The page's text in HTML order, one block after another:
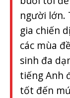
người lớn.
gia chiến
các mùa
sinh đa
tiếng Anh
tốt đến